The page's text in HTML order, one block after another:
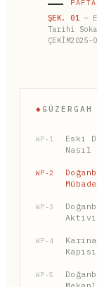
ŞEK. 01 —
Tarihi
ÇEKİM2025-
◆
WP-1
Eski
WP-2
WP-3
WP-4
Kapısı
WP-5